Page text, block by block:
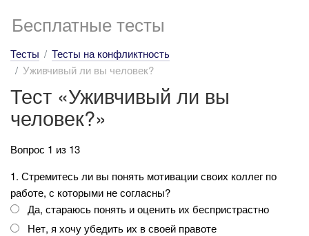
Бесплатные тесты
Тесты
Тесты на конфликтность
Уживчивый ли вы человек?
Тест «Уживчивый ли вы
человек?»
Вопрос 1 из 13
1. Стремитесь ли вы понять мотивации своих коллег по
работе, с которыми не согласны?
Да, стараюсь понять и оценить их беспристрастно
Нет, я хочу убедить их в своей правоте